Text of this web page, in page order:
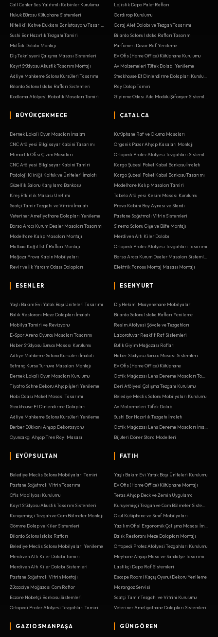
Call Center Ses Yalıtımlı Kabinler Kurulumu
Hukuk Bürosu Kütüphane Sistemleri
Sushi Bar Hazırlık Tezgahı Tamiri
Mutfak Dolabı Montajı
Diş Teknisyeni Çalışma Masası Sistemleri
Kayıt Stüdyosu Akustik Tasarım Montajı
Adliye Mahkeme Salonu Kürsüleri Tasarımı
Bilardo Salonu Istaka Rafları Sistemleri
Kodlama Atölyesi Robotik Masaları Tamiri
Lojistik Depo Palet Rafları
Gardırop Kurulumu
Garaj Alet Dolabı ve Tezgah Tasarımı
Bilardo Salonu Istaka Rafları Tasarımı
Parfümeri Duvar Raf Yenileme
Ev Ofis (Home Office) Kütüphane Kurulumu
Av Malzemeleri Tüfek Dolabı Yenileme
Ray Dolap Tamiri
BÜYÜKÇEKMECE
Dernek Lokali Oyun Masaları İmalatı
CNC Atölyesi Bilgisayar Kabini Tasarımı
Mimarlık Ofisi Çizim Masaları
CNC Atölyesi Bilgisayar Kabini Tamiri
Podoloji Kliniği Koltuk ve Üniteleri İmalatı
Güzellik Salonu Karşılama Bankosu
Kreş Etkinlik Masası Üretimi
Saatçi Tamir Tezgahı ve Vitrini İmalatı
Veteriner Ameliyathane Dolapları Yenileme
Borsa Aracı Kurum Dealer Masaları Tasarımı
Modelhane Kalıp Masaları Montajı
Matbaa Kağıt İstif Rafları Montajı
Mağaza Prova Kabin Mobilyaları
Revir ve İlk Yardım Odası Dolapları
ÇATALCA
Kütüphane Raf ve Okuma Masaları
Organik Pazar Ahşap Kasaları Montajı
Kargo Şubesi Paket Kabul Bankosu İmalatı
Kargo Şubesi Paket Kabul Bankosu Tasarımı
Modelhane Kalıp Masaları Tamiri
Tabela Atölyesi Kesim Masası Kurulumu
Prova Kabini Boy Aynası ve Standı
Pastane Soğutmalı Vitrin Sistemleri
Sinema Salonu Gişe ve Büfe Montajı
Merdiven Altı Kiler Dolabı
Ortopedi Protez Atölyesi Tezgahları Tasarımı
Elektrik Panosu Montaj Masası Montajı
ESENLER
Yaşlı Bakım Evi Yatak Başı Üniteleri Tasarımı
Balık Restoranı Meze Dolapları İmalatı
Mobilya Tamiri ve Revizyonu
E-Spor Arena Oyuncu Masaları Tasarımı
Haber Stüdyosu Sunucu Masası Kurulumu
Adliye Mahkeme Salonu Kürsüleri İmalatı
Satranç Kursu Turnuva Masaları Montajı
Dernek Lokali Oyun Masaları Kurulumu
Tiyatro Sahne Dekoru Ahşap İşleri Yenileme
Hobi Odası Maket Masası Tasarımı
Steakhouse Et Dinlendirme Dolapları
Adliye Mahkeme Salonu Kürsüleri Yenileme
Berber Dükkanı Ahşap Dekorasyonu
Oyuncakçı Ahşap Tren Rayı Masası
ESENYURT
Diş Hekimi Muayenehane Mobilyaları
Bilardo Salonu Istaka Rafları Yenileme
Resim Atölyesi Şövale ve Tezgahları
Laboratuvar Reaktif Raf Sistemleri
Butik Giyim Mağazası Rafları
Haber Stüdyosu Sunucu Masası Sistemleri
Ev Ofis (Home Office) Kütüphane
Deri Atölyesi Çalışma Tezgahı Kurulumu
Belediye Meclis Salonu Mobilyaları Kurulumu
Av Malzemeleri Tüfek Dolabı
Sushi Bar Hazırlık Tezgahı İmalatı
Bijuteri Döner Stand Modelleri
EYÜPSULTAN
Belediye Meclis Salonu Mobilyaları Tamiri
Pastane Soğutmalı Vitrin Tasarımı
Ofis Mobilyası Kurulumu
Kayıt Stüdyosu Akustik Tasarım Sistemleri
Kuruyemişçi Tezgah ve Cam Bölmeler Montajı
Gömme Dolap ve Kiler Sistemleri
Bilardo Salonu Istaka Rafları
Belediye Meclis Salonu Mobilyaları Yenileme
Merdiven Altı Kiler Dolabı Tamiri
Merdiven Altı Kiler Dolabı Sistemleri
Pastane Soğutmalı Vitrin Montajı
Züccaciye Mağazası Cam Raflar
Eczane Nöbetçi Bankosu Sistemleri
Ortopedi Protez Atölyesi Tezgahları Tamiri
FATIH
Yaşlı Bakım Evi Yatak Başı Üniteleri Kurulumu
Ev Ofis (Home Office) Kütüphane Montajı
Teras Ahşap Deck ve Zemin Uygulama
Okul Kütüphane ve Sınıf Mobilyaları
Balık Restoranı Meze Dolapları Montajı
Ortopedi Protez Atölyesi Tezgahları Kurulumu
Meyhane Ahşap Masa ve Sandalye Tasarımı
Lastikçi Depo Raf Sistemleri
Escape Room (Kaçış Oyunu) Dekoru Yenileme
Marangoz Servisi
Saatçi Tamir Tezgahı ve Vitrini Kurulumu
Veteriner Ameliyathane Dolapları Sistemleri
GAZIOSMANPAŞA GÜNGÖREN